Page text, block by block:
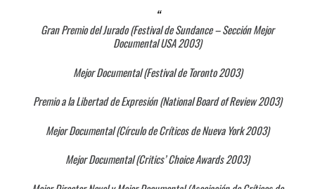
Gran Premio del Jurado (Festival de Sundance – Sección Mejor
Documental USA 2003)
Mejor Documental (Festival de Toronto 2003)
Premio a la Libertad de Expresión (National Board of Review 2003)
Mejor Documental (Círculo de Críticos de Nueva York 2003)
Mejor Documental (Critics’ Choice Awards 2003)